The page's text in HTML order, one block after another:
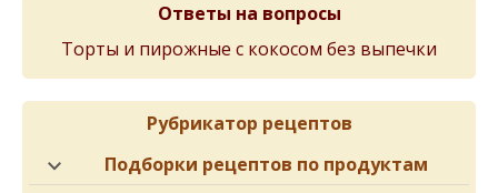
Ответы на вопросы
Торты и пирожные с кокосом без выпечки
Рубрикатор рецептов
Подборки рецептов по продуктам